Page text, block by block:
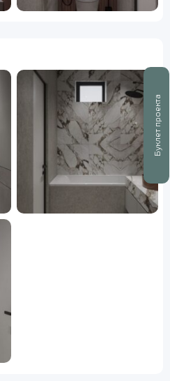
Буклет проекта